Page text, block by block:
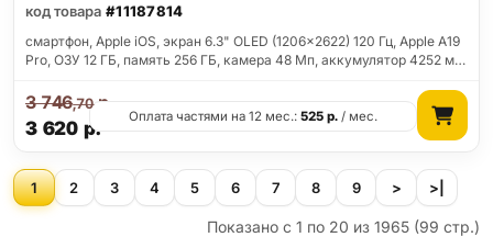
код товара #11187814
смартфон, Apple iOS, экран 6.3" OLED (1206x2622) 120 Гц, Apple A19
Pro, ОЗУ 12 ГБ, память 256 ГБ, камера 48 Мп, аккумулятор 4252 м…
3 620 р.
3 746,70р.
Оплата частями на 12 мес.:525 р. / мес.
1 2 3 4 5 6 7 8 9 > >|
Показано с 1 по 20 из 1965 (99 стр.)